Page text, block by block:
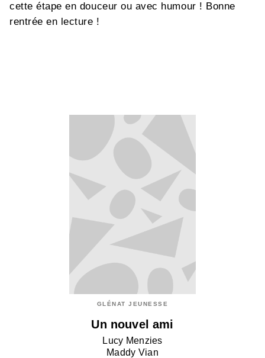
cette étape en douceur ou avec humour ! Bonne
rentrée en lecture !
GLÉNAT JEUNESSE
Un nouvel ami
Lucy Menzies
Maddy Vian